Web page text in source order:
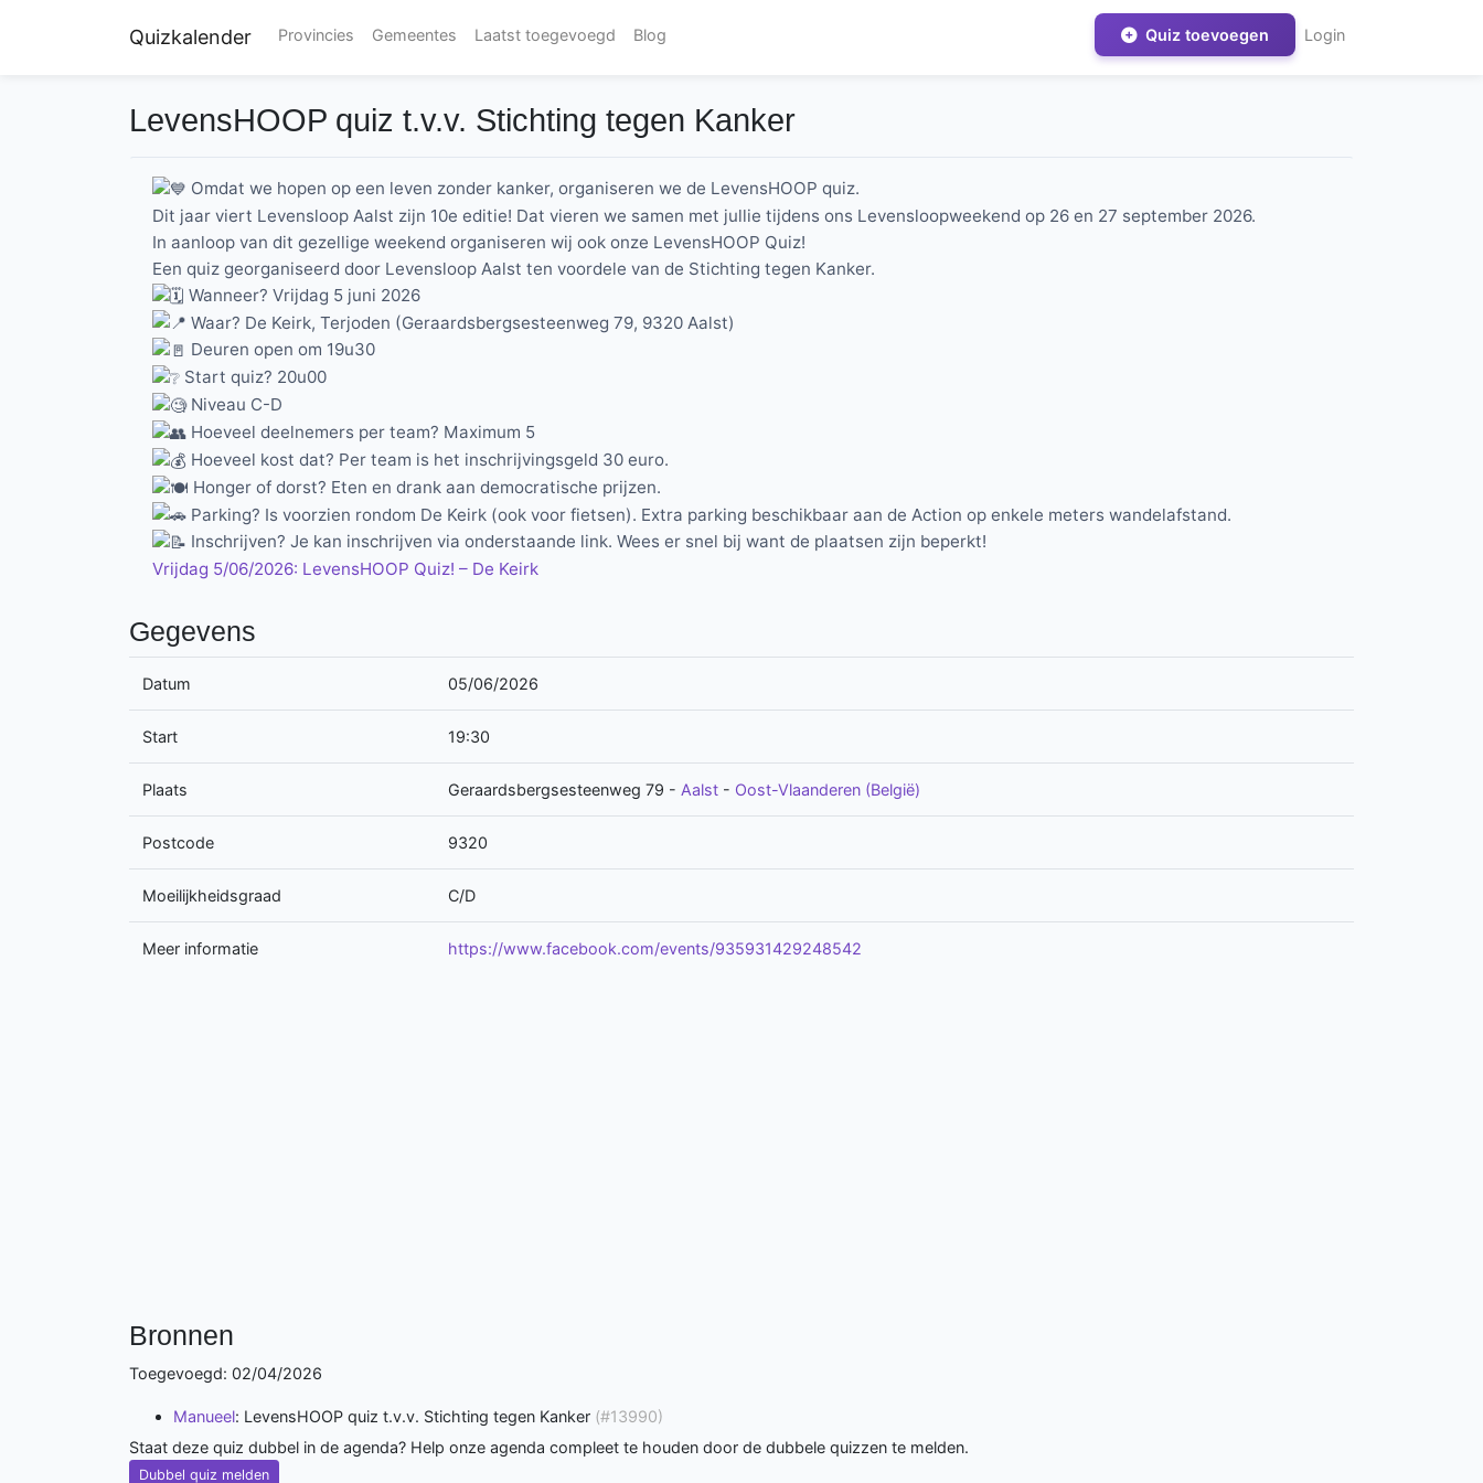
Quizkalender Provincies Gemeentes Laatst toegevoegd Blog Quiz toevoegen Login
LevensHOOP quiz t.v.v. Stichting tegen Kanker
Omdat we hopen op een leven zonder kanker, organiseren we de LevensHOOP quiz.
Dit jaar viert Levensloop Aalst zijn 10e editie! Dat vieren we samen met jullie tijdens ons Levensloopweekend op 26 en 27 september 2026.
In aanloop van dit gezellige weekend organiseren wij ook onze LevensHOOP Quiz!
Een quiz georganiseerd door Levensloop Aalst ten voordele van de Stichting tegen Kanker.
Wanneer? Vrijdag 5 juni 2026
Waar? De Keirk, Terjoden (Geraardsbergsesteenweg 79, 9320 Aalst)
Deuren open om 19u30
Start quiz? 20u00
Niveau C-D
Hoeveel deelnemers per team? Maximum 5
Hoeveel kost dat? Per team is het inschrijvingsgeld 30 euro.
Honger of dorst? Eten en drank aan democratische prijzen.
Parking? Is voorzien rondom De Keirk (ook voor fietsen). Extra parking beschikbaar aan de Action op enkele meters wandelafstand.
Inschrijven? Je kan inschrijven via onderstaande link. Wees er snel bij want de plaatsen zijn beperkt!
Vrijdag 5/06/2026: LevensHOOP Quiz! – De Keirk
Gegevens
Datum 05/06/2026
Start 19:30
Plaats Geraardsbergsesteenweg 79 - Aalst - Oost-Vlaanderen (België)
Postcode 9320
Moeilijkheidsgraad C/D
Meer informatie https://www.facebook.com/events/935931429248542
Bronnen
Toegevoegd: 02/04/2026
Manueel: LevensHOOP quiz t.v.v. Stichting tegen Kanker (#13990)
Staat deze quiz dubbel in de agenda? Help onze agenda compleet te houden door de dubbele quizzen te melden.
Dubbel quiz melden